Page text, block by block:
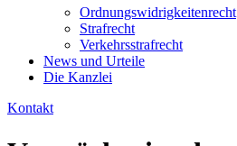
Ordnungswidrig­keitenrecht
Strafrecht
Verkehrsstrafrecht
News und Urteile
Die Kanzlei
Kontakt